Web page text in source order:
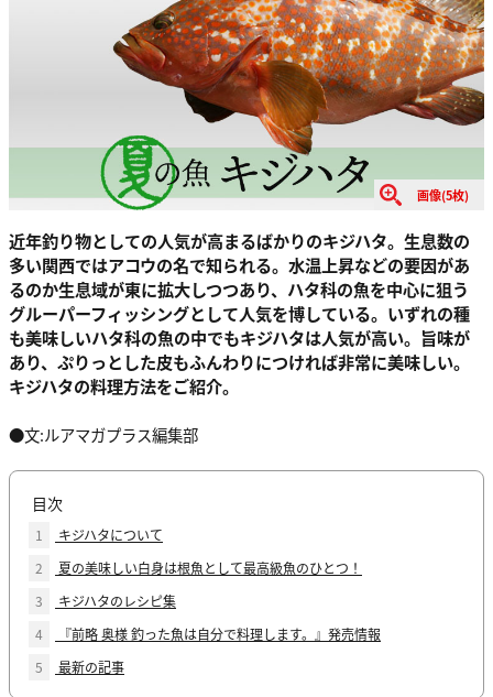
画像(5枚)
近年釣り物としての人気が高まるばかりのキジハタ。生息数の
多い関西ではアコウの名で知られる。水温上昇などの要因があ
るのか生息域が東に拡大しつつあり、ハタ科の魚を中心に狙う
グルーパーフィッシングとして人気を博している。いずれの種
も美味しいハタ科の魚の中でもキジハタは人気が高い。旨味が
あり、ぷりっとした皮もふんわりにつければ非常に美味しい。
キジハタの料理方法をご紹介。
●文:ルアマガプラス編集部
目次
1
キジハタについて
2
夏の美味しい白身は根魚として最高級魚のひとつ！
3
キジハタのレシピ集
4
『前略 奥様 釣った魚は自分で料理します。』発売情報
5
最新の記事